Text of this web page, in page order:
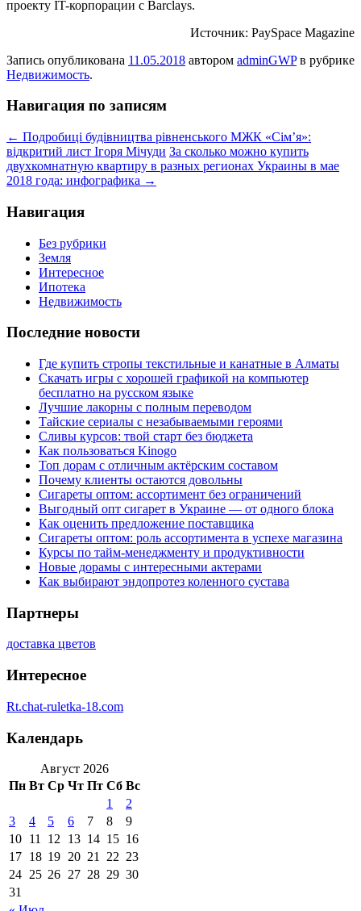
проекту IT-корпорации с Barclays.
Источник: PaySpace Magazine
Запись опубликована 11.05.2018 автором adminGWPв рубрике
Недвижимость.
Навигация по записям
← Подробиці будівництва рівненського МЖК «Сім’я»:
відкритий лист Ігоря Мічуди За сколько можно купить
двухкомнатную квартиру в разных регионах Украины в мае
2018 года: инфографика →
Навигация
Без рубрики
Земля
Интересное
Ипотека
Недвижимость
Последние новости
Где купить стропы текстильные и канатные в Алматы
Скачать игры с хорошей графикой на компьютер
бесплатно на русском языке
Лучшие лакорны с полным переводом
Тайские сериалы с незабываемыми героями
Сливы курсов: твой старт без бюджета
Как пользоваться Kinogo
Топ дорам с отличным актёрским составом
Почему клиенты остаются довольны
Сигареты оптом: ассортимент без ограничений
Выгодный опт сигарет в Украине — от одного блока
Как оценить предложение поставщика
Сигареты оптом: роль ассортимента в успехе магазина
Курсы по тайм-менеджменту и продуктивности
Новые дорамы с интересными актерами
Как выбирают эндопротез коленного сустава
Партнеры
доставка цветов
Интересное
Rt.chat-ruletka-18.com
Календарь
Август 2026
Пн Вт Ср Чт Пт Сб Вс
1
2
3
4 5 6 7 8
9
10 11 12 13 14 15 16
17 18 19 20 21 22 23
24 25 26 27 28 29 30
31